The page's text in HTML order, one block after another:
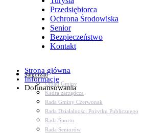
Przedsiębiorca
Ochrona Środowiska
Senior
Bezpieczeństwo
Kontakt
Samorząd
Urząd Gminy
Kadra zarządcza
Rada Gminy Czerwonak
Rada Działalności Pożytku Publicznego
Rada Sportu
Rada Seniorów
Strona główna
Informacje
Dofinansowania